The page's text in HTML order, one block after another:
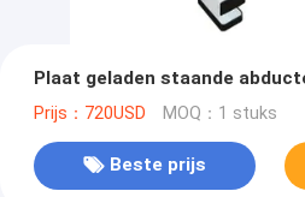
Plaat geladen staande
Prijs：720USD MOQ：1 stuks
Beste prijs